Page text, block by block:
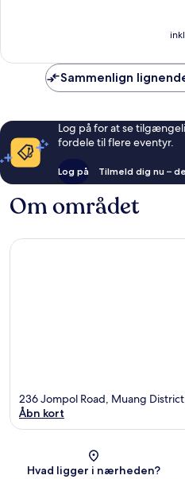
anmeldelser
Sammenlign
Log på for at se
fordele til flere eventyr.
Log på Tilmeld dig nu –
Om området
236 Jompol Road, Muang
Åbn kort
Hvad ligger i nærheden?